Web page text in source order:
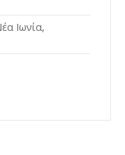
Ιωνία,